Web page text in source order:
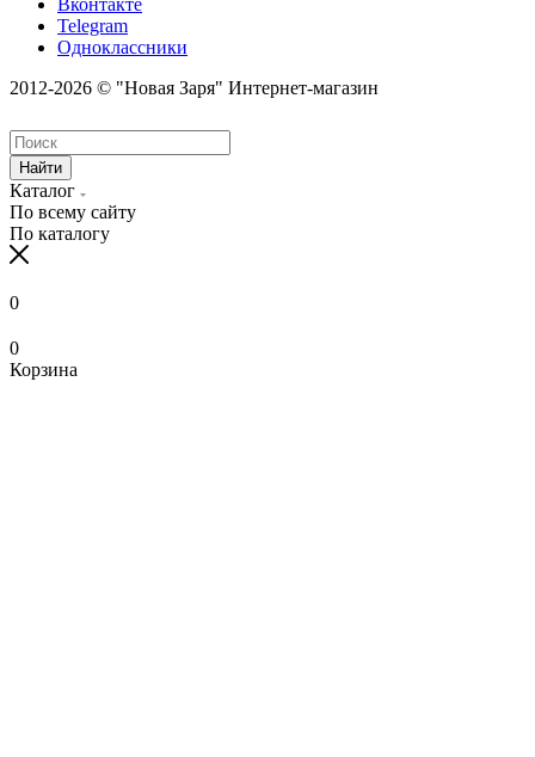
Вконтакте
Telegram
Одноклассники
2012-2026 © "Новая Заря" Интернет-магазин
Найти
Каталог
По всему сайту
По каталогу
0
0
Корзина